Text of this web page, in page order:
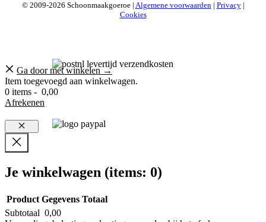
© 2009-2026 Schoonmaakgoeroe | Algemene voorwaarden| Privacy|
Cookies
Ga door met winkelen →
Item toegevoegd aan winkelwagen.
0 items - 0,00
Afrekenen
Sluiten
Je winkelwagen (items: 0)
Product Gegevens Totaal
Subtotaal 0,00